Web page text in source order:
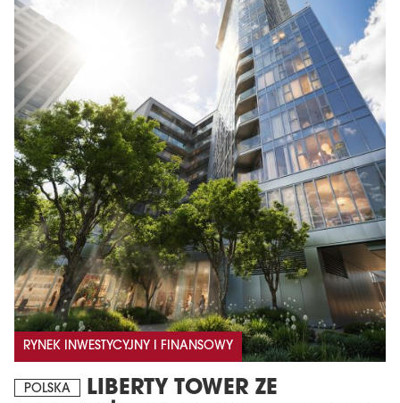
RYNEK INWESTYCYJNY I FINANSOWY
POLSKA
LIBERTY TOWER ZE